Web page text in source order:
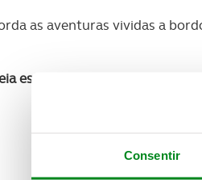
Consentir
as aventuras vividas a
estes e muitos outros temas